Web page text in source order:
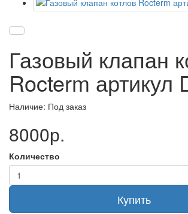
Газовый клапан
Rocterm артикул
Наличие: Под заказ
8000р.
Количество
Купить